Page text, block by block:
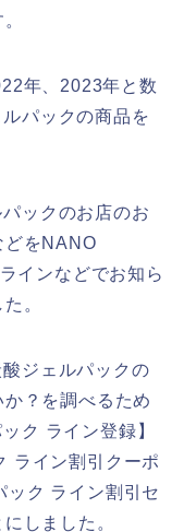
年、2023年と数
パックの商品を
ックのお店のお
どをNANO
インなどでお知ら
。
ジェルパックの
？を調べるため
ク ライン登録】
ライン割引クーポ
ック ライン割引セ
しました。